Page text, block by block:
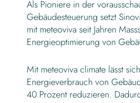
Als Pioniere in der
Gebäudesteuerung setzt
mit meteoviva seit Jahren
Energieoptimierung von
Mit meteoviva climate lässt
Energieverbrauch von
40 Prozent reduzieren.